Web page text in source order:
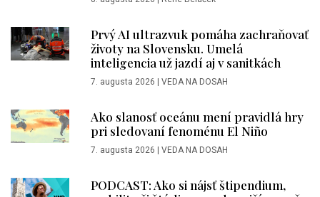
Prvý AI ultrazvuk pomáha zachraňovať
životy na Slovensku. Umelá
inteligencia už jazdí aj v sanitkách
7. augusta 2026 VEDA NA DOSAH
Ako slanosť oceánu mení pravidlá hry
pri sledovaní fenoménu El Niño
7. augusta 2026 VEDA NA DOSAH
PODCAST: Ako si nájsť štipendium,